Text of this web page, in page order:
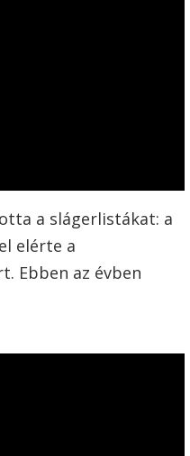
a slágerlistákat: a
elérte a
Ebben az évben